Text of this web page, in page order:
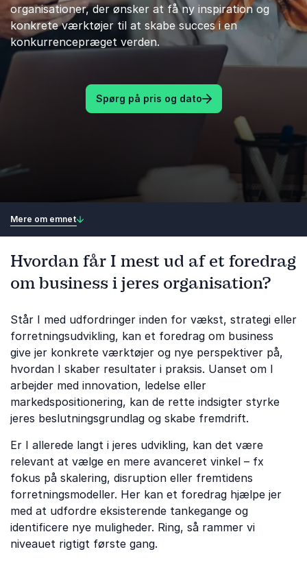
organisationer, der ønsker at få ny inspiration og
konkrete værktøjer til at skabe succes i en
konkurrencepræget verden.
Spørg på pris og dato
Mere om emnet
Hvordan får I mest ud af et foredrag
om business i jeres organisation?
Står I med udfordringer inden for vækst, strategi eller
forretningsudvikling, kan et foredrag om business
give jer konkrete værktøjer og nye perspektiver på,
hvordan I skaber resultater i praksis. Uanset om I
arbejder med innovation, ledelse eller
markedspositionering, kan de rette indsigter styrke
jeres beslutningsgrundlag og skabe fremdrift.
Er I allerede langt i jeres udvikling, kan det være
relevant at vælge en mere avanceret vinkel – fx
fokus på skalering, disruption eller fremtidens
forretningsmodeller. Her kan et foredrag hjælpe jer
med at udfordre eksisterende tankegange og
identificere nye muligheder. Ring, så rammer vi
niveauet rigtigt første gang.